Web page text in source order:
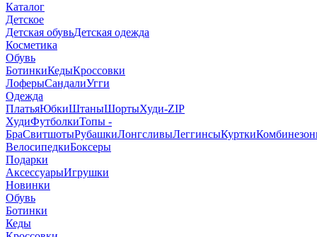
Каталог
Детское
Детская обувьДетская одежда
Косметика
Обувь
БотинкиКедыКроссовки
ЛоферыСандалиУгги
Одежда
ПлатьяЮбкиШтаныШортыХуди-ZIP
ХудиФутболкиТопы -
БраСвитшотыРубашкиЛонгсливыЛеггинсыКуртки
ВелосипедкиБоксеры
Подарки
АксессуарыИгрушки
Новинки
Обувь
Ботинки
Кеды